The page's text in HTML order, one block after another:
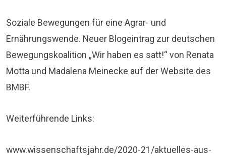
Soziale Bewegungen für eine Agrar- und
Ernährungswende. Neuer Blogeintrag zur deutschen
Bewegungskoalition „Wir haben es satt!“ von Renata
Motta und Madalena Meinecke auf der Website des
BMBF.
Weiterführende Links:
www.wissenschaftsjahr.de/2020-21/aktuelles-aus-